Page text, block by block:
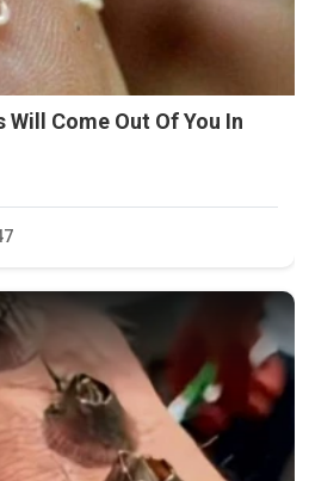
Will Come Out Of You In